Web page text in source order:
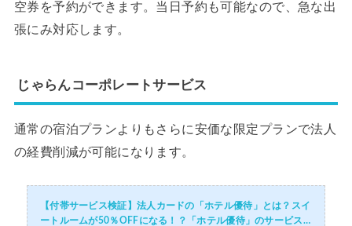
空券を予約ができます。当日予約も可能なので、急な出
張にみ対応します。
じゃらんコーポレートサービス
通常の宿泊プランよりもさらに安価な限定プランで法人
の経費削減が可能になります。
【付帯サービス検証】法人カードの「ホテル優待」とは？スイ
ートルームが50％OFFになる！？「ホテル優待」のサービス